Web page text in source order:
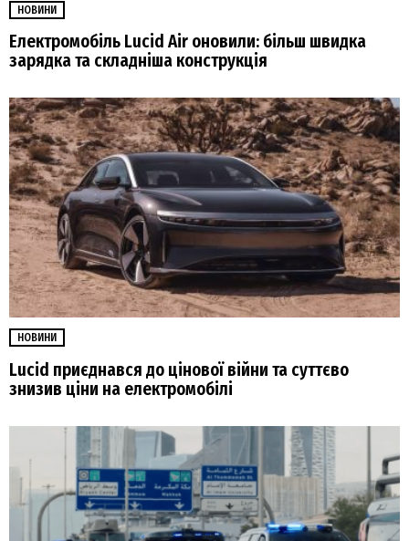
НОВИНИ
Електромобіль Lucid Air оновили: більш швидка
зарядка та складніша конструкція
НОВИНИ
Lucid приєднався до цінової війни та суттєво
знизив ціни на електромобілі